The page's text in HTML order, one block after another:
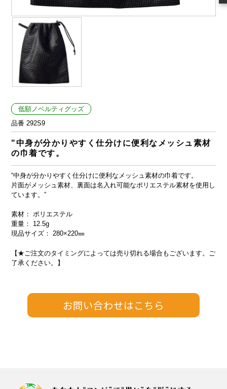
低額ノベルティグッズ
品番 292S9
"中身が分かりやすく仕分けに便利なメッシュ素材
の巾着です。
“中身が分かりやすく仕分けに便利なメッシュ素材の巾着です。
片面がメッシュ素材、裏面は名入れ可能なポリエステル素材を使用し
ています。”
素材： ポリエステル
重量： 12.5g
現品サイズ： 280×220㎜
【★ご注文のタイミングによっては売り切れる場合もございます。ご
了承ください。】